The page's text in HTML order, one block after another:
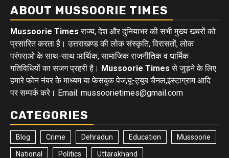
ABOUT MUSSOORIE TIMES
Mussoorie Times राज्य, देश और दुनियाभर की सभी मुख्य खबरों को
प्रसारित करता है। उत्तराखण्ड की लोक संस्कृति, विरासतों, लोक
परंपराओ के साथ-साथ आर्थिक, सामाजिक राजनीतिक व धार्मिक
गतिविधियों का सजग प्रहरी है। Mussoorie Times से जुड़ने के लिए
हमारे फोन नंबर के माध्यम या फेसबुक पेज,यू-ट्यूब चैनल,इंस्टाग्राम आदि
पर सम्पर्क करे। Email: mussoorietimes@gmail.com
CATEGORIES
Blog Crime Dehradun Education Mussoorie
National Politics Uttarakhand